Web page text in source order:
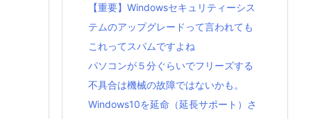
【重要】Windowsセキュリティーシス
テムのアップグレードって言われても
これってスパムですよね
パソコンが５分ぐらいでフリーズする
不具合は機械の故障ではないかも。
Windows10を延命（延長サポート）さ